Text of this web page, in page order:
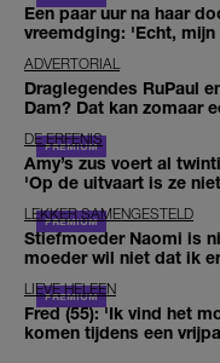
Een paar uur na haar
vreemdging: 'Echt,
ADVERTORIAL
Draglegendes RuPaul
Dam? Dat kan zomaar
DE ERFENIS
Amy’s zus voert al
'Op de uitvaart is ze
LEKKER SAMENGESTELD
Stiefmoeder Naomi is
moeder wil niet dat ik
LIEVE HELEEN
Fred (55): 'Ik vind het
komen tijdens een